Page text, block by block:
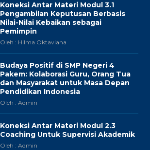
Koneksi Antar Materi Modul 3.1
Pengambilan Keputusan Berbasis
Nilai-Nilai Kebaikan sebagai
Pemimpin
Oleh : Hilma Oktaviana
Budaya Positif di SMP Negeri 4
Pakem: Kolaborasi Guru, Orang Tua
dan Masyarakat untuk Masa Depan
Pendidikan Indonesia
Oleh : Admin
Koneksi Antar Materi Modul 2.3
Coaching Untuk Supervisi Akademik
Oleh : Admin